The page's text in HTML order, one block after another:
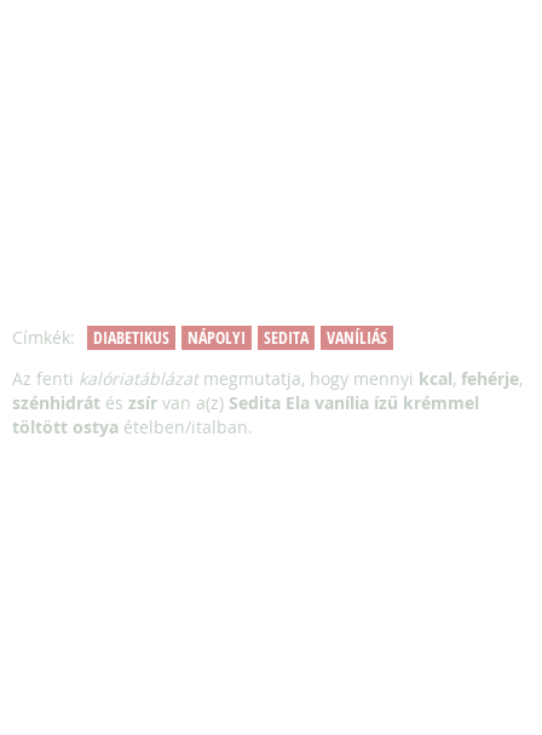
Címkék: DIABETIKUS NÁPOLYI SEDITA
VANÍLIÁS
Az fenti kalóriatáblázatmegmutatja, hogy mennyi kcal, fehérje,
szénhidrát és zsír van a(z) Sedita Ela vanília ízű krémmel
töltött ostya ételben/italban.